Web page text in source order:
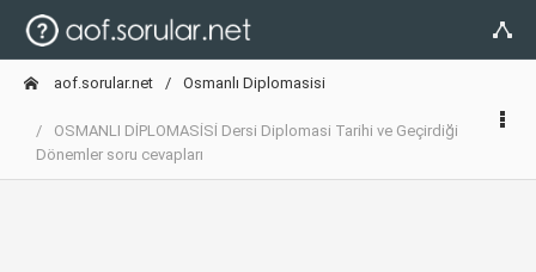
aof.sorular.net Osmanlı Diplomasisi
OSMANLI DİPLOMASİSİ Dersi Diplomasi Tarihi ve Geçirdiği
Dönemler soru cevapları